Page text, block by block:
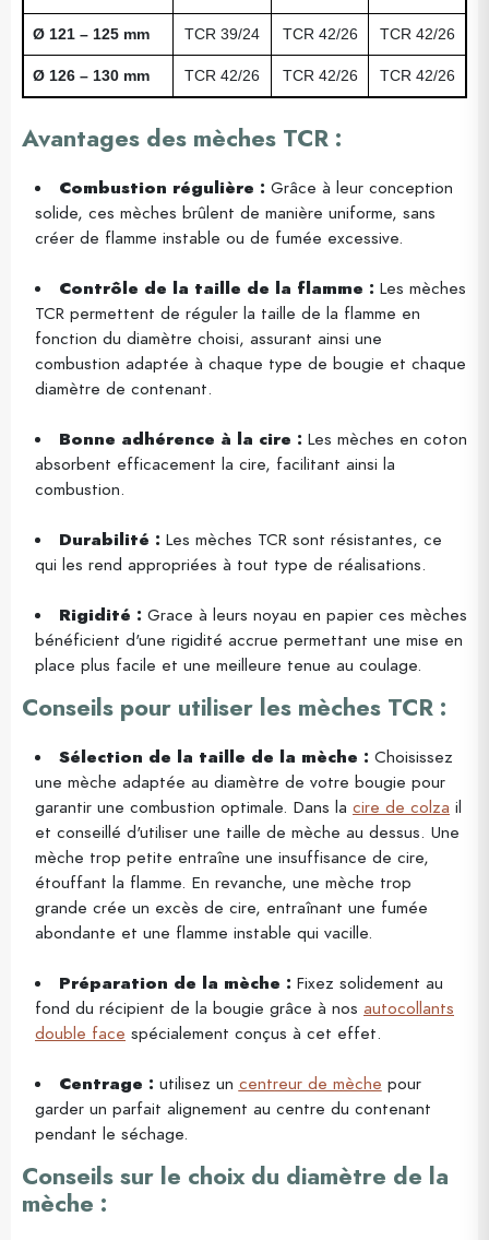
Ø 121 – 125 mm TCR 39/24 TCR 42/26 TCR 42/26
Ø 126 – 130 mm TCR 42/26 TCR 42/26 TCR 42/26
Avantages des mèches TCR :
Combustion régulière : Grâce à leur conception
solide, ces mèches brûlent de manière uniforme, sans
créer de flamme instable ou de fumée excessive.
Contrôle de la taille de la flamme : Les mèches
TCR permettent de réguler la taille de la flamme en
fonction du diamètre choisi, assurant ainsi une
combustion adaptée à chaque type de bougie et chaque
diamètre de contenant.
Bonne adhérence à la cire : Les mèches en coton
absorbent efficacement la cire, facilitant ainsi la
combustion.
Durabilité : Les mèches TCR sont résistantes, ce
qui les rend appropriées à tout type de réalisations.
Rigidité : Grace à leurs noyau en papier ces mèches
bénéficient d'une rigidité accrue permettant une mise en
place plus facile et une meilleure tenue au coulage.
Conseils pour utiliser les mèches TCR :
Sélection de la taille de la mèche : Choisissez
une mèche adaptée au diamètre de votre bougie pour
garantir une combustion optimale. Dans la cire de colza il
et conseillé d'utiliser une taille de mèche au dessus. Une
mèche trop petite entraîne une insuffisance de cire,
étouffant la flamme. En revanche, une mèche trop
grande crée un excès de cire, entraînant une fumée
abondante et une flamme instable qui vacille.
Préparation de la mèche : Fixez solidement au
fond du récipient de la bougie grâce à nos autocollants
double face spécialement conçus à cet effet.
Centrage : utilisez un centreur de mèche pour
garder un parfait alignement au centre du contenant
pendant le séchage.
Conseils sur le choix du diamètre de la
mèche :